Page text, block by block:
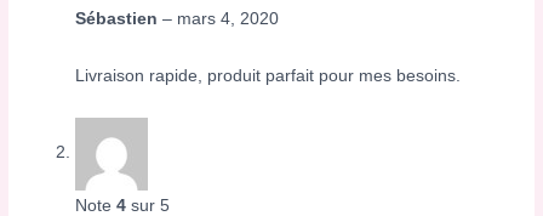
Sébastien– mars 4, 2020
Livraison rapide, produit parfait pour mes besoins.
Note4 sur 5